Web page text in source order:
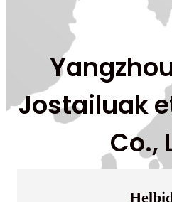
Jostailuak
Co.,